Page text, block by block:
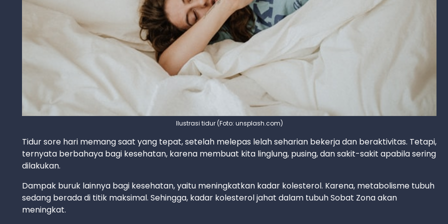
Ilustrasi tidur (Foto: unsplash.com)
Tidur sore hari memang saat yang tepat, setelah melepas lelah seharian bekerja dan beraktivitas. Tetapi,
ternyata berbahaya bagi kesehatan, karena membuat kita linglung, pusing, dan sakit-sakit apabila sering
dilakukan.
Dampak buruk lainnya bagi kesehatan, yaitu meningkatkan kadar kolesterol. Karena, metabolisme tubuh
sedang berada di titik maksimal. Sehingga, kadar kolesterol jahat dalam tubuh Sobat Zona akan
meningkat.